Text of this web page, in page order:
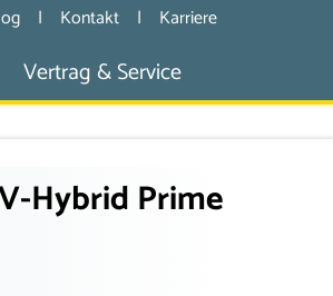
| Kontakt | Karriere
Vertrag & Service
Hybrid Prime